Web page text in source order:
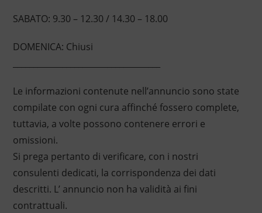
SABATO: 9.30 – 12.30 / 14.30 – 18.00
DOMENICA: Chiusi
Le informazioni contenute nell’annuncio sono state
compilate con ogni cura affinché fossero complete,
tuttavia, a volte possono contenere errori e
omissioni.
Si prega pertanto di verificare, con i nostri
consulenti dedicati, la corrispondenza dei dati
descritti. L’ annuncio non ha validità ai fini
contrattuali.